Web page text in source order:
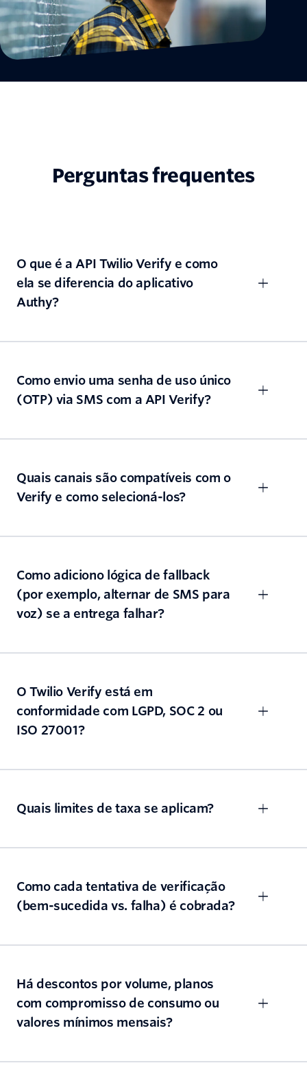
Perguntas frequentes
O que é a API Twilio Verify e como
ela se diferencia do aplicativo
Authy?
Como envio uma senha de uso único
(OTP) via SMS com a API Verify?
Quais canais são compatíveis com o
Verify e como selecioná-los?
Como adiciono lógica de fallback
(por exemplo, alternar de SMS para
voz) se a entrega falhar?
O Twilio Verify está em
conformidade com LGPD, SOC 2 ou
ISO 27001?
Quais limites de taxa se aplicam?
Como cada tentativa de verificação
(bem-sucedida vs. falha) é cobrada?
Há descontos por volume, planos
com compromisso de consumo ou
valores mínimos mensais?